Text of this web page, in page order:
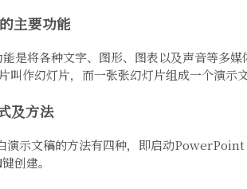
主要功能
是将各种文字、图形、图表以及声音等多
叫作幻灯片，而一张张幻灯片组成一个演示
及方法
演示文稿的方法有四种，即启动
键创建。